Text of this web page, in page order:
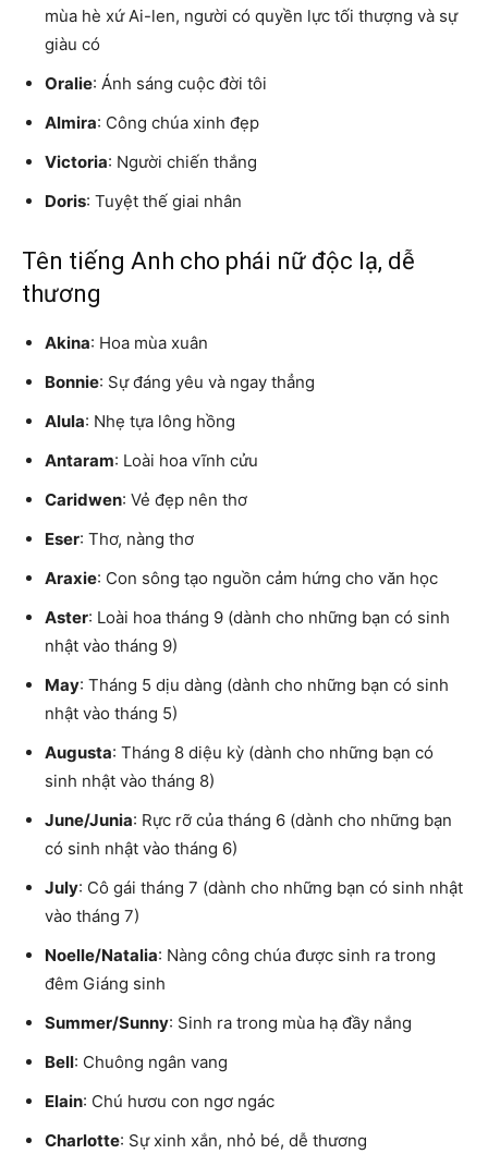
mùa hè xứ Ai-len, người có quyền lực tối thượng và sự
giàu có
Oralie: Ánh sáng cuộc đời tôi
Almira: Công chúa xinh đẹp
Victoria: Người chiến thắng
Doris: Tuyệt thế giai nhân
Tên tiếng Anh cho phái nữ độc lạ, dễ
thương
Akina: Hoa mùa xuân
Bonnie: Sự đáng yêu và ngay thẳng
Alula: Nhẹ tựa lông hồng
Antaram: Loài hoa vĩnh cửu
Caridwen: Vẻ đẹp nên thơ
Eser: Thơ, nàng thơ
Araxie: Con sông tạo nguồn cảm hứng cho văn học
Aster: Loài hoa tháng 9 (dành cho những bạn có sinh
nhật vào tháng 9)
May: Tháng 5 dịu dàng (dành cho những bạn có sinh
nhật vào tháng 5)
Augusta: Tháng 8 diệu kỳ (dành cho những bạn có
sinh nhật vào tháng 8)
June/Junia: Rực rỡ của tháng 6 (dành cho những bạn
có sinh nhật vào tháng 6)
July: Cô gái tháng 7 (dành cho những bạn có sinh nhật
vào tháng 7)
Noelle/Natalia: Nàng công chúa được sinh ra trong
đêm Giáng sinh
Summer/Sunny: Sinh ra trong mùa hạ đầy nắng
Bell: Chuông ngân vang
Elain: Chú hươu con ngơ ngác
Charlotte: Sự xinh xắn, nhỏ bé, dễ thương